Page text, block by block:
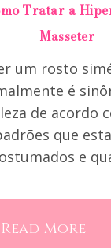
Tratar a
Masseter
um rosto
é
de acordo
que
e
Read More